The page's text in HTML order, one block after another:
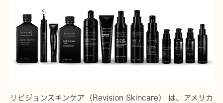
リビジョンスキンケア（Revision Skincare） は、アメリカ